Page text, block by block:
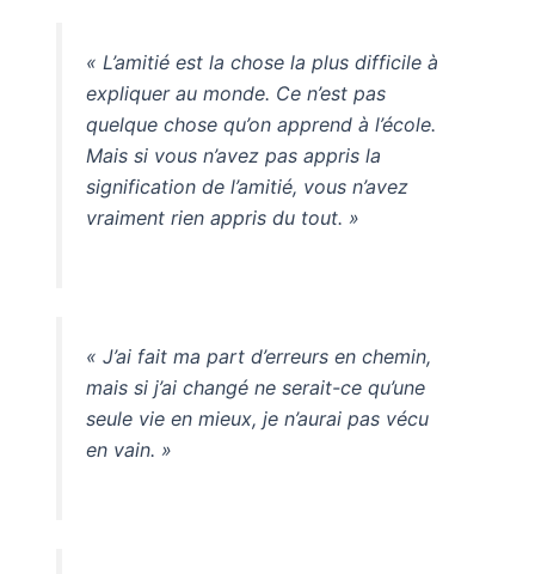
« L’amitié est la chose la plus difficile à
expliquer au monde. Ce n’est pas
quelque chose qu’on apprend à l’école.
Mais si vous n’avez pas appris la
signification de l’amitié, vous n’avez
vraiment rien appris du tout. »
« J’ai fait ma part d’erreurs en chemin,
mais si j’ai changé ne serait-ce qu’une
seule vie en mieux, je n’aurai pas vécu
en vain. »